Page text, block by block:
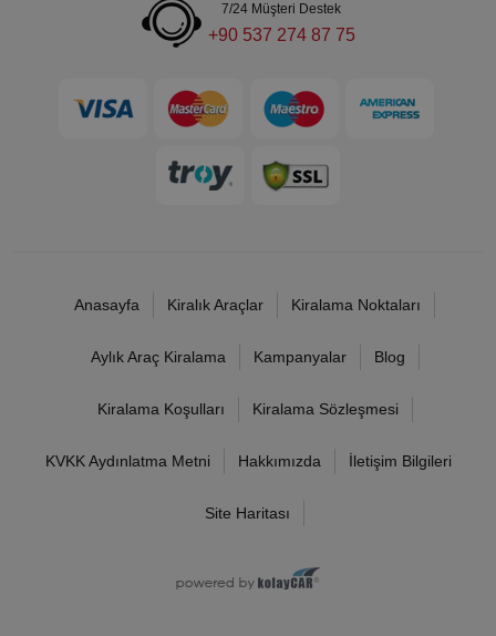
7/24 Müşteri Destek
+90 537 274 87 75
Anasayfa Kiralık Araçlar Kiralama Noktaları
Aylık Araç Kiralama Kampanyalar Blog
Kiralama Koşulları Kiralama Sözleşmesi
KVKK Aydınlatma Metni Hakkımızda İletişim Bilgileri
Site Haritası